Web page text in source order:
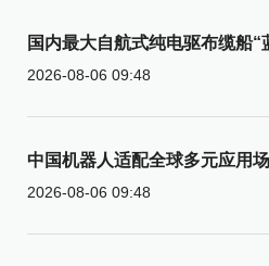
国内最大自航式纯电驱布缆船“
2026-08-06 09:48
中国机器人适配全球多元应用
2026-08-06 09:48